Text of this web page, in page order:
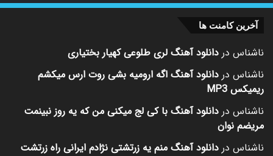
آخرین کامنت ها
ناشناس در دانلود آهنگ لری طلوعی کهیار بختیاری
ناشناس در دانلود آهنگ اگه ارومیه بشی روت ارس میکشم
ریمیکس MP3
ناشناس در دانلود آهنگ با کی لج میکنی من که یه روز نبینمت
مریضم نوان
ناشناس در دانلود آهنگ منم یه زرتشتی نژادم ایرانی راه زرتشت